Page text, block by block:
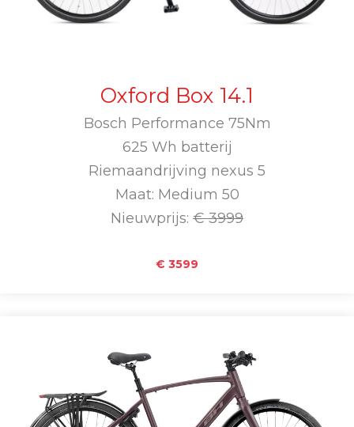
Oxford Box 14.1
Bosch Performance 75Nm
625 Wh batterij
Riemaandrijving nexus 5
Maat: Medium 50
Nieuwprijs: € 3999
€ 3599